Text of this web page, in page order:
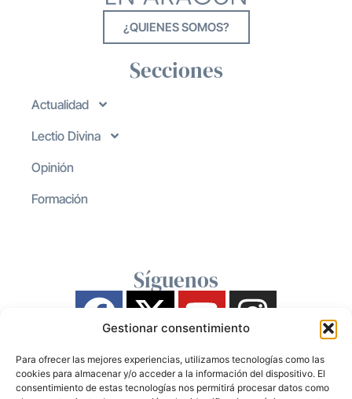
Gestionar consentimiento
Para ofrecer las mejores experiencias, utilizamos tecnologías como las
cookies para almacenar y/o acceder a la información del dispositivo. El
consentimiento de estas tecnologías nos permitirá procesar datos como
¿QUIENES SOMOS?
Secciones
Actualidad
Lectio Divina
Opinión
Formación
Síguenos